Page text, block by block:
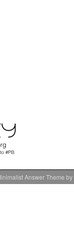
Answer Theme by